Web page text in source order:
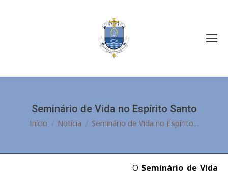
Seminário de Vida no Espírito Santo
Você está aqui:
Início Notícia Seminário de Vida no Espírito…
O Seminário de Vida